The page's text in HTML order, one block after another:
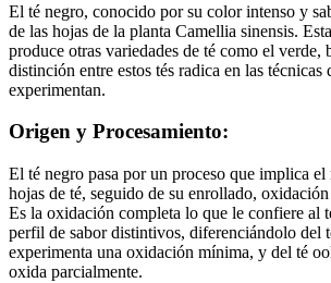
El té negro, conocido por su color intenso y
de las hojas de la planta Camellia sinensis.
produce otras variedades de té como el
distinción entre estos tés radica en las técnicas
experimentan.
Origen y Procesamiento:
El té negro pasa por un proceso que implica
hojas de té, seguido de su enrollado,
Es la oxidación completa lo que le confiere al
perfil de sabor distintivos, diferenciándolo del
experimenta una oxidación mínima, y del té
oxida parcialmente.